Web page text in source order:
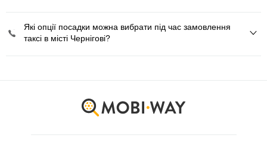
Які опції посадки можна вибрати під час замовлення
таксі в місті Чернігові?